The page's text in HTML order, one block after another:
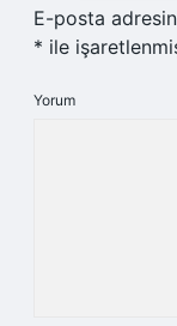
E-posta
* ile
Yorum